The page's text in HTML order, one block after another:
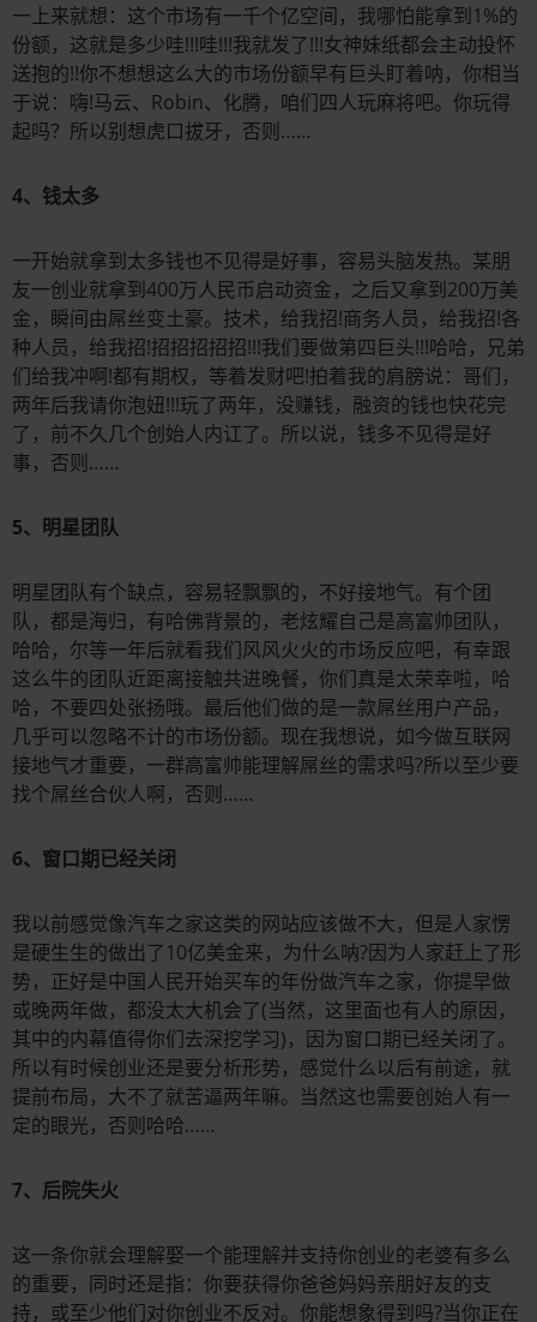
一上来就想：这个市场有一千个亿空间，我哪怕能拿到1%的
份额，这就是多少哇!!!哇!!!我就发了!!!女神妹纸都会主动投怀
送抱的!!你不想想这么大的市场份额早有巨头盯着呐，你相当
于说：嗨!马云、Robin、化腾，咱们四人玩麻将吧。你玩得
起吗？所以别想虎口拔牙，否则……
4、钱太多
一开始就拿到太多钱也不见得是好事，容易头脑发热。某朋
友一创业就拿到400万人民币启动资金，之后又拿到200万美
金，瞬间由屌丝变土豪。技术，给我招!商务人员，给我招!各
种人员，给我招!招招招招招!!!我们要做第四巨头!!!哈哈，兄弟
们给我冲啊!都有期权，等着发财吧!拍着我的肩膀说：哥们，
两年后我请你泡妞!!!玩了两年，没赚钱，融资的钱也快花完
了，前不久几个创始人内讧了。所以说，钱多不见得是好
事，否则……
5、明星团队
明星团队有个缺点，容易轻飘飘的，不好接地气。有个团
队，都是海归，有哈佛背景的，老炫耀自己是高富帅团队，
哈哈，尔等一年后就看我们风风火火的市场反应吧，有幸跟
这么牛的团队近距离接触共进晚餐，你们真是太荣幸啦，哈
哈，不要四处张扬哦。最后他们做的是一款屌丝用户产品，
几乎可以忽略不计的市场份额。现在我想说，如今做互联网
接地气才重要，一群高富帅能理解屌丝的需求吗?所以至少要
找个屌丝合伙人啊，否则……
6、窗口期已经关闭
我以前感觉像汽车之家这类的网站应该做不大，但是人家愣
是硬生生的做出了10亿美金来，为什么呐?因为人家赶上了形
势，正好是中国人民开始买车的年份做汽车之家，你提早做
或晚两年做，都没太大机会了(当然，这里面也有人的原因，
其中的内幕值得你们去深挖学习)，因为窗口期已经关闭了。
所以有时候创业还是要分析形势，感觉什么以后有前途，就
提前布局，大不了就苦逼两年嘛。当然这也需要创始人有一
定的眼光，否则哈哈……
7、后院失火
这一条你就会理解娶一个能理解并支持你创业的老婆有多么
的重要，同时还是指：你要获得你爸爸妈妈亲朋好友的支
持，或至少他们对你创业不反对。你能想象得到吗?当你正在